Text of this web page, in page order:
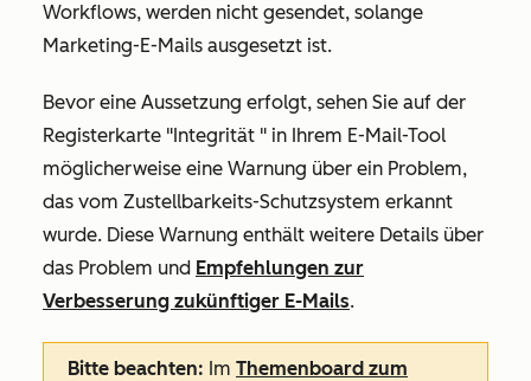
Workflows, werden nicht gesendet, solange
Marketing-E-Mails ausgesetzt ist.
Bevor eine Aussetzung erfolgt, sehen Sie auf der
Registerkarte "Integrität " in Ihrem E-Mail-Tool
möglicherweise eine Warnung über ein Problem,
das vom Zustellbarkeits-Schutzsystem erkannt
wurde. Diese Warnung enthält weitere Details über
das Problem und Empfehlungen zur
Verbesserung zukünftiger E-Mails.
Bitte beachten: Im Themenboard zum